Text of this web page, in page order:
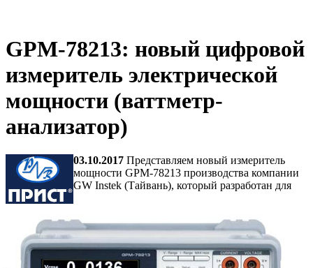
GPM-78213: новый цифровой
измеритель электрической
мощности (ваттметр-
анализатор)
03.10.2017 Представляем новый измеритель
мощности GPM-78213 производства компании
GW Instek (Тайвань), который разработан для